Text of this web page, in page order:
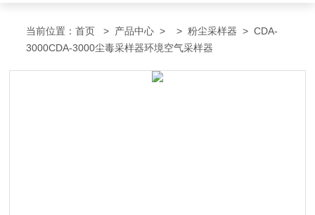
当前位置：首页 > 产品中心 > >粉尘采样器 > CDA-
3000CDA-3000尘毒采样器环境空气采样器